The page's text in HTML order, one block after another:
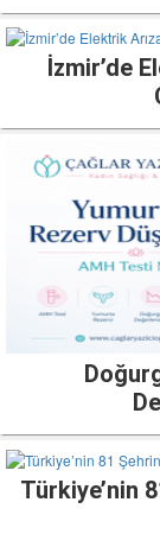
İzmir’de
Türkiye’nin